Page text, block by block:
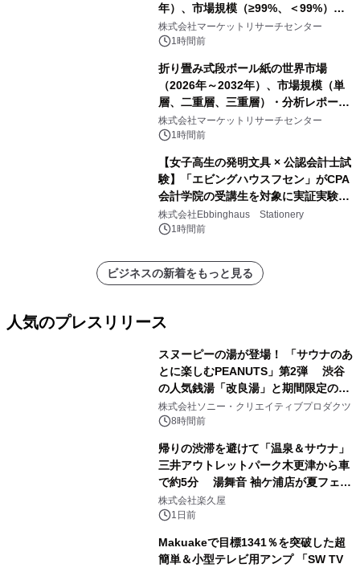
年）、市場規模（≥99%、＜99%）・
分析レポートを発表
株式会社マーケットリサーチセンター
1時間前
折り畳み式段ボール紙の世界市場
（2026年～2032年）、市場規模（単
層、二重層、三重層）・分析レポート
を発表
株式会社マーケットリサーチセンター
1時間前
【女子高生の発明文具 × 公認会計士試
験】「エビングハウスフセン」がCPA
会計学院の受講生を対象に実証実験を
実施
株式会社Ebbinghaus Stationery
1時間前
ビジネスの新着をもっと見る
人気のプレスリリース
スヌーピーの湯が登場！ 「サウナのあ
とに楽しむPEANUTS」第2弾 渋谷
の人気銭湯「改良湯」と期間限定のコ
ラボレーション サウナイキタイコラ
ボグッズも発売決定！
株式会社ソニー・クリエイティブプロダクツ
8時間前
帰りの渋滞を避けて「温泉＆サウナ」
三井アウトレットパーク木更津から車
で約5分 湯舞音 袖ケ浦店が夏フェア
メニューを提供
株式会社楽久屋
1日前
Makuakeで目標1341％を突破した超
簡単＆小型テレビ用アンプ 「SW TV